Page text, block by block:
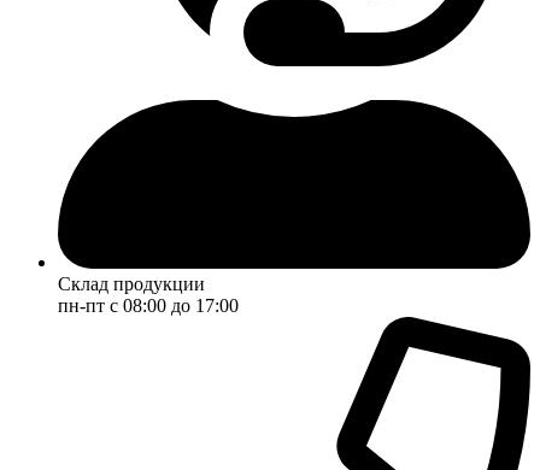
Склад продукции
пн-пт с 08:00 до 17:00